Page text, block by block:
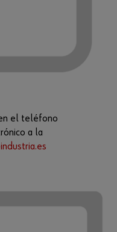
el teléfono
a la